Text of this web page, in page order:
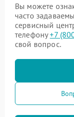
Вы можете
часто
сервисный
телефону+7
свой вопрос.